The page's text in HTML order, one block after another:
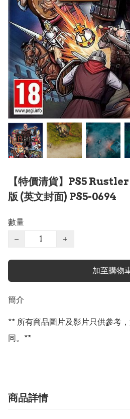
【特價清貨】PS5
版 (英文封面) PS5-0694
數量
−
+
加至購物
簡介
** 所有商品圖片及影片只供參考
同。**
商品詳情